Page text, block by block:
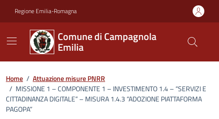
Regione Emilia-Romagna
Comune di Campagnola
Emilia
Home / Attuazione misure PNRR
/ MISSIONE 1 – COMPONENTE 1 – INVESTIMENTO 1.4 – “SERVIZI E
CITTADINANZA DIGITALE” – MISURA 1.4.3 “ADOZIONE PIATTAFORMA
PAGOPA”